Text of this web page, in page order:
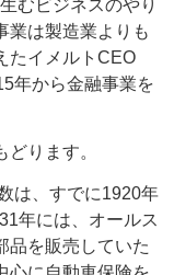
むビジネスのやり
業は製造業よりも
たイメルトCEO
年から金融事業を
ります。
、すでに1920年
年には、オールス
品を販売していた